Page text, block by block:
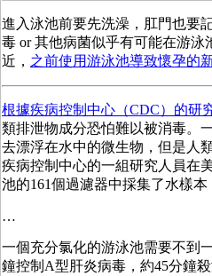
進入泳池前要先洗澡，肛門也要
毒 or 其他病菌似乎有可能在游泳
近， 之前使用游泳池導致懷孕的
根據疾病控制中心（CDC）的研
類排泄物成分恐怕難以被消毒。
去漂浮在水中的微生物，但是人
疾病控制中心的一組研究人員在
池的161個過濾器中採集了水樣本
…
一個充分氯化的游泳池需要不到
鐘控制A型肝炎病毒，約45分鐘